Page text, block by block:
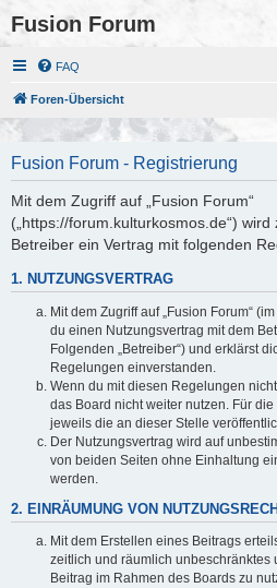
Fusion Forum
FAQ
Foren-Übersicht
Fusion Forum - Registrierung
Mit dem Zugriff auf „Fusion Forum“
(„https://forum.kulturkosmos.de“)
Betreiber ein Vertrag mit folgenden
1. NUTZUNGSVERTRAG
Mit dem Zugriff auf „Fusion Forum“
du einen Nutzungsvertrag mit dem
Folgenden „Betreiber“) und erklärst
Regelungen einverstanden.
Wenn du mit diesen Regelungen
das Board nicht weiter nutzen. Für
jeweils die an dieser Stelle
Der Nutzungsvertrag wird auf
von beiden Seiten ohne Einhaltung
werden.
2. EINRÄUMUNG VON
Mit dem Erstellen eines Beitrags
zeitlich und räumlich unbeschränktes
Beitrag im Rahmen des Boards zu